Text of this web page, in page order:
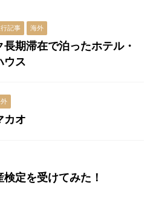
er
記事 海外
長期滞在で泊ったホテル・
ウス
カオ
定を受けてみた！